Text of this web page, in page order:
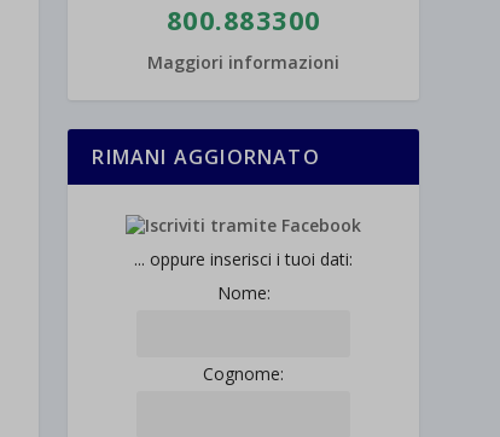
800.883300
Maggiori informazioni
RIMANI AGGIORNATO
... oppure inserisci i tuoi dati:
Nome:
Cognome: